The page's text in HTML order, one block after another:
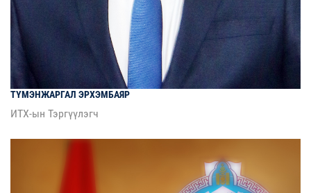
ТҮМЭНЖАРГАЛ ЭРХЭМБАЯР
ИТХ-ын Тэргүүлэгч